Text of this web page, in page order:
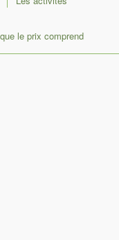
le prix comprend